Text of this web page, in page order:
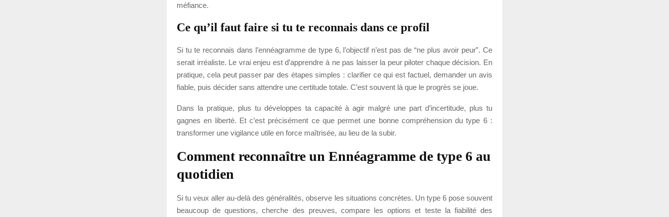
méfiance.
Ce qu’il faut faire si tu te reconnais dans ce profil
Si tu te reconnais dans l’ennéagramme de type 6, l’objectif n’est pas de “ne plus avoir peur”. Ce
serait irréaliste. Le vrai enjeu est d’apprendre à ne pas laisser la peur piloter chaque décision. En
pratique, cela peut passer par des étapes simples : clarifier ce qui est factuel, demander un avis
fiable, puis décider sans attendre une certitude totale. C’est souvent là que le progrès se joue.
Dans la pratique, plus tu développes ta capacité à agir malgré une part d’incertitude, plus tu
gagnes en liberté. Et c’est précisément ce que permet une bonne compréhension du type 6 :
transformer une vigilance utile en force maîtrisée, au lieu de la subir.
Comment reconnaître un Ennéagramme de type 6 au
quotidien
Si tu veux aller au-delà des généralités, observe les situations concrètes. Un type 6 pose souvent
beaucoup de questions, cherche des preuves, compare les options et teste la fiabilité des